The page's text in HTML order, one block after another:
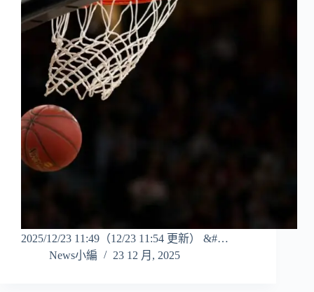
2025/12/23 11:49（12/23 11:54 更新） &#…
News小編
23 12 月, 2025